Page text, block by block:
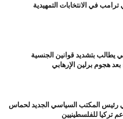
في الانتخابات التمهيدية
يطالب بتشديد قوانين الجنسية
هجوم برلين الإرهابي
رئيس المكتب السياسي الجديد لحماس
تركيا للفلسطينيين